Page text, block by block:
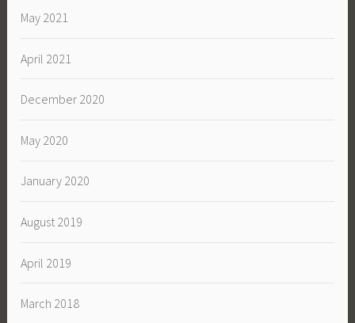
May 2021
April 2021
December 2020
May 2020
January 2020
August 2019
April 2019
March 2018